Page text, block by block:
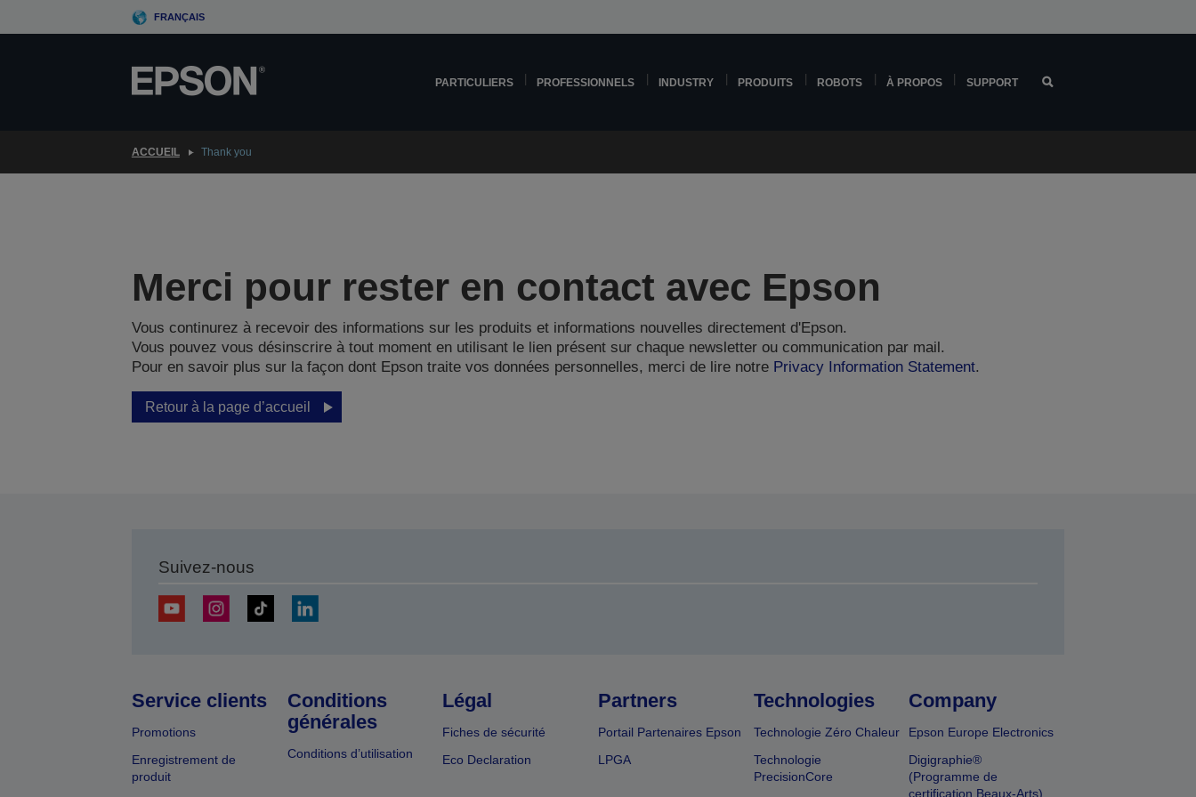
to
FRANÇAIS
PARTICULIERS PROFESSIONNELS INDUSTRY PRODUITS ROBOTS À PROPOS SUPPORT
ACCUEIL Thank you
Merci pour rester en contact avec Epson
Vous continurez à recevoir des informations sur les produits et informations nouvelles directement d'Epson.
Vous pouvez vous désinscrire à tout moment en utilisant le lien présent sur chaque newsletter ou communication par mail.
Pour en savoir plus sur la façon dont Epson traite vos données personnelles, merci de lire notre Privacy Information Statement.
Retour à la page d’accueil
Suivez-nous
Service clients
Promotions
Enregistrement de
produit
Conditions
générales
Conditions d’utilisation
Légal
Fiches de sécurité
Eco Declaration
Partners
Portail Partenaires Epson
LPGA
Technologies
Technologie Zéro Chaleur
Technologie
PrecisionCore
Company
Epson Europe Electronics
Digigraphie®
(Programme de
certification Beaux-Arts)